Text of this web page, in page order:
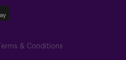
Terms & Conditions